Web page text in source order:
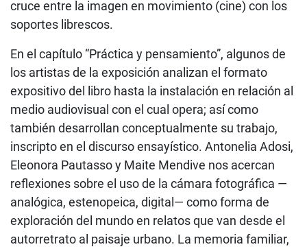
cruce entre la imagen en movimiento (cine) con los
soportes librescos.
En el capítulo “Práctica y pensamiento”, algunos de
los artistas de la exposición analizan el formato
expositivo del libro hasta la instalación en relación al
medio audiovisual con el cual opera; así como
también desarrollan conceptualmente su trabajo,
inscripto en el discurso ensayístico. Antonelia Adosi,
Eleonora Pautasso y Maite Mendive nos acercan
reflexiones sobre el uso de la cámara fotográfica —
analógica, estenopeica, digital— como forma de
exploración del mundo en relatos que van desde el
autorretrato al paisaje urbano. La memoria familiar,